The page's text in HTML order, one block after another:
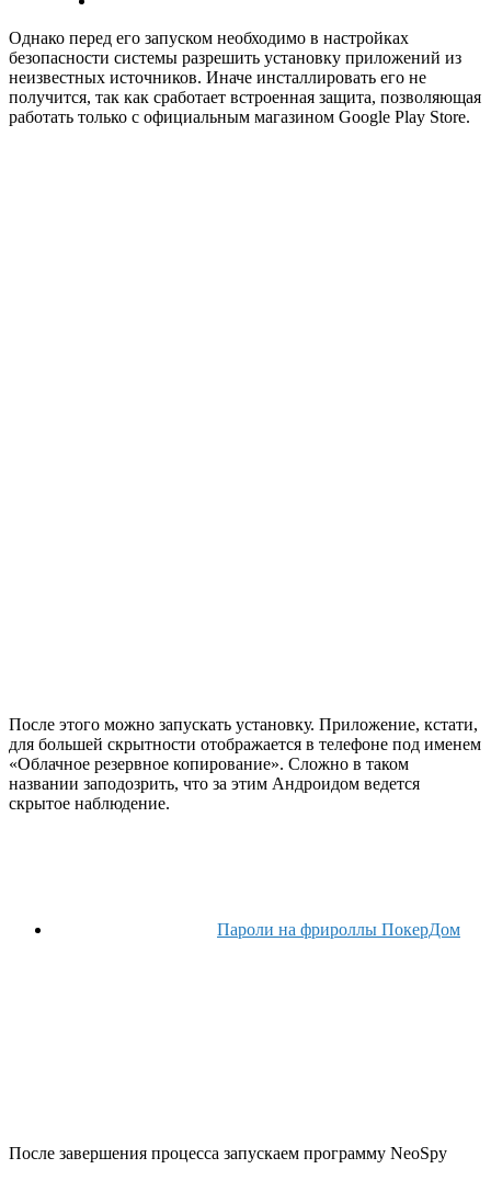
Однако перед его запуском необходимо в настройках
безопасности системы разрешить установку приложений из
неизвестных источников. Иначе инсталлировать его не
получится, так как сработает встроенная защита, позволяющая
работать только с официальным магазином Google Play Store.
После этого можно запускать установку. Приложение, кстати,
для большей скрытности отображается в телефоне под именем
«Облачное резервное копирование». Сложно в таком
названии заподозрить, что за этим Андроидом ведется
скрытое наблюдение.
Пароли на фрироллы ПокерДом
После завершения процесса запускаем программу NeoSpy